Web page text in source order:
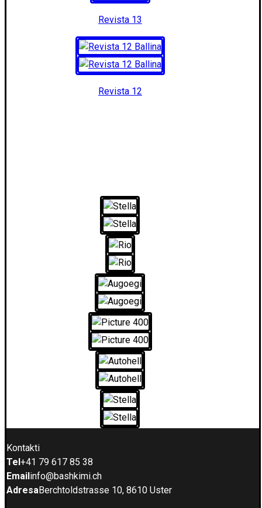
Revista 13
Revista 12
Kontakti
Tel+41 79 617 85 38
Emailinfo@bashkimi.ch
AdresaBerchtoldstrasse 10, 8610 Uster